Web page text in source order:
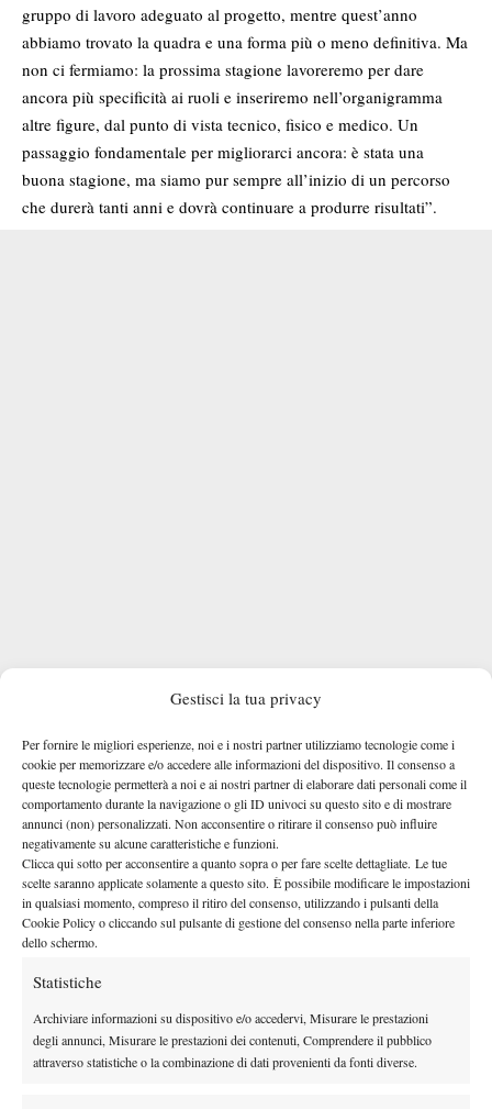
Gestisci la tua privacy
Per fornire le migliori esperienze, noi e i nostri partner utilizziamo tecnologie come i
cookie per memorizzare e/o accedere alle informazioni del dispositivo. Il consenso a
queste tecnologie permetterà a noi e ai nostri partner di elaborare dati personali come il
comportamento durante la navigazione o gli ID univoci su questo sito e di mostrare
annunci (non) personalizzati. Non acconsentire o ritirare il consenso può influire
negativamente su alcune caratteristiche e funzioni.
Clicca qui sotto per acconsentire a quanto sopra o per fare scelte dettagliate. Le tue
scelte saranno applicate solamente a questo sito. È possibile modificare le impostazioni
in qualsiasi momento, compreso il ritiro del consenso, utilizzando i pulsanti della
Cookie Policy o cliccando sul pulsante di gestione del consenso nella parte inferiore
dello schermo.
Statistiche
Archiviare informazioni su dispositivo e/o accedervi, Misurare le prestazioni
degli annunci, Misurare le prestazioni dei contenuti, Comprendere il pubblico
attraverso statistiche o la combinazione di dati provenienti da fonti diverse.
gruppo di lavoro adeguato al progetto, mentre quest’anno
abbiamo trovato la quadra e una forma più o meno definitiva. Ma
non ci fermiamo: la prossima stagione lavoreremo per dare
ancora più specificità ai ruoli e inseriremo nell’organigramma
altre figure, dal punto di vista tecnico, fisico e medico. Un
passaggio fondamentale per migliorarci ancora: è stata una
buona stagione, ma siamo pur sempre all’inizio di un percorso
che durerà tanti anni e dovrà continuare a produrre risultati”.
Fra gli obiettivi per il 2023, l’Academy guidata da Fabio
Chiappini e Marco Brigo punta anche a un miglioramento
dell’organizzazione dell’attività giovanile e di quella di base.
“Siamo consapevoli della nostra forza nel settore pro – dice
ancora Brigo –, mentre dobbiamo crescere a livello organizzativo
e nelle strutture al servizio dei giovani. I numeri sono buoni ma
sappiamo di avere ampi margini di miglioramento: se è vero che
dobbiamo continuare a sviluppare il settore full-time, allo stesso
partire dai risultati del movimento under”. Una crescita che passa
anche da una diversa organizzazione del lavoro. “Dobbiamo
migliorare, sia in termini di quantità sia di qualità, le attività per
la scuola tennis, che va dai bambini agli adulti. Ci piacerebbe